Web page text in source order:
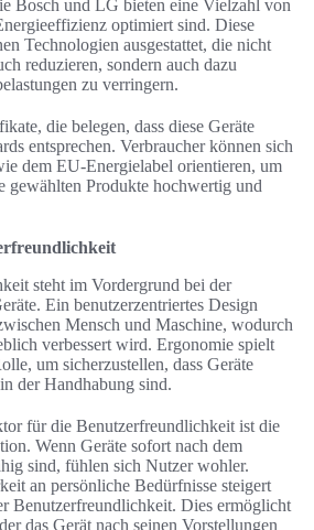
Bosch und LG bieten eine Vielzahl von
optimiert sind. Diese
Technologien ausgestattet, die nicht
reduzieren, sondern auch dazu
zu verringern.
die belegen, dass diese Geräte
entsprechen. Verbraucher können sich
dem EU-Energielabel orientieren, um
gewählten Produkte hochwertig und
steht im Vordergrund bei der
Ein benutzerzentriertes Design
Mensch und Maschine, wodurch
verbessert wird. Ergonomie spielt
um sicherzustellen, dass Geräte
der Handhabung sind.
für die Benutzerfreundlichkeit ist die
Wenn Geräte sofort nach dem
sind, fühlen sich Nutzer wohler.
an persönliche Bedürfnisse steigert
Benutzerfreundlichkeit. Dies ermöglicht
das Gerät nach seinen Vorstellungen